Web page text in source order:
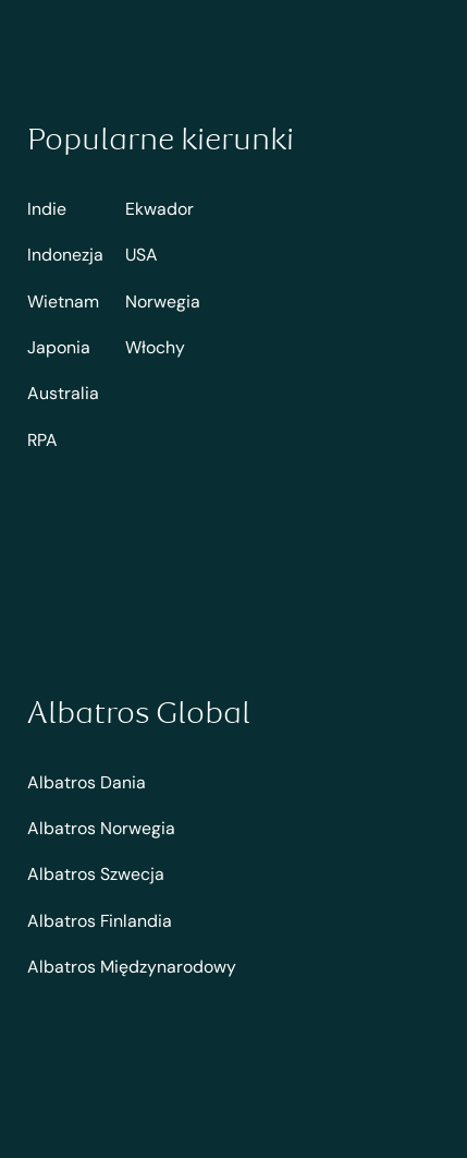
Popularne kierunki
Indie
Indonezja
Wietnam
Japonia
Australia
RPA
Ekwador
USA
Norwegia
Włochy
Albatros Global
Albatros Dania
Albatros Norwegia
Albatros Szwecja
Albatros Finlandia
Albatros Międzynarodowy